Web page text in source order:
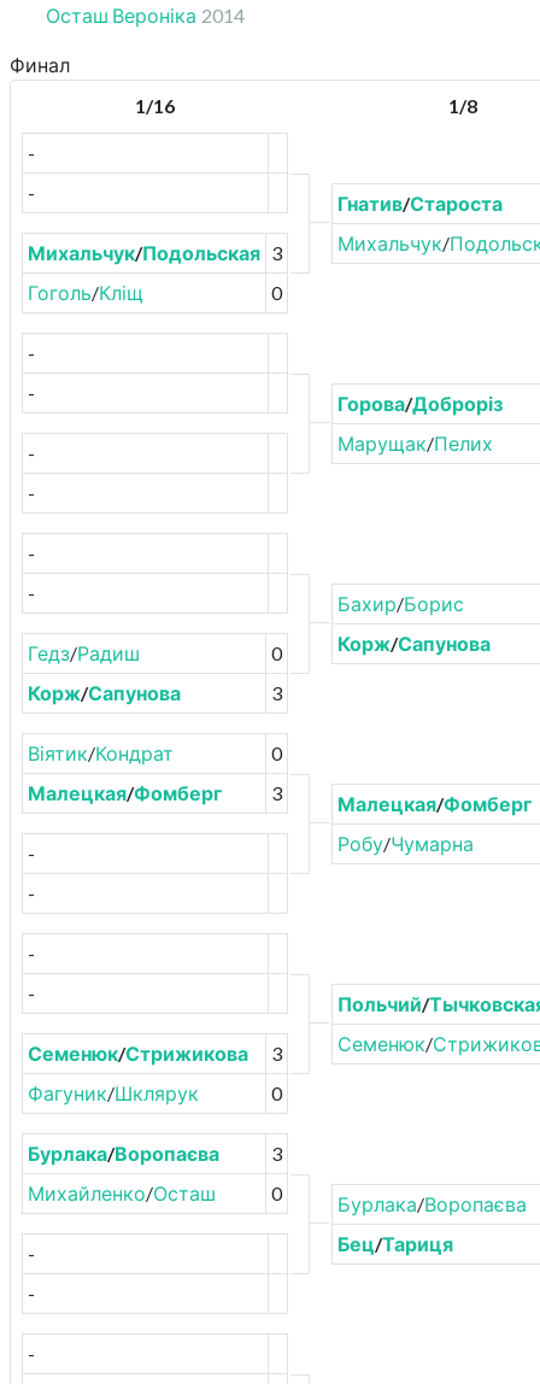
Осташ Вероніка 2014
Финал
1/16
1/8
-
-
Михальчук/Подольская 3
Гоголь/Кліщ 0
-
-
-
-
-
-
Гедз/Радиш
0
Корж/Сапунова 3
Віятик/Кондрат
0
Малецкая/Фомберг 3
-
-
-
-
Семенюк/Стрижикова
3
Фагуник/Шклярук 0
Бурлака/Воропаєва
3
Михайленко/Осташ 0
-
-
-
Гнатив/Староста
Михальчук/
Горова/Доброріз
Марущак/Пелих
Бахир/Борис
Корж/Сапунова
Малецкая/Фомберг
Робу/Чумарна
Польчий/
Семенюк/
Бурлака/Воропаєва
Бец/Тариця